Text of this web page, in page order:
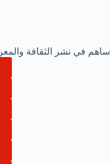
ساهم في نشر الثقافة